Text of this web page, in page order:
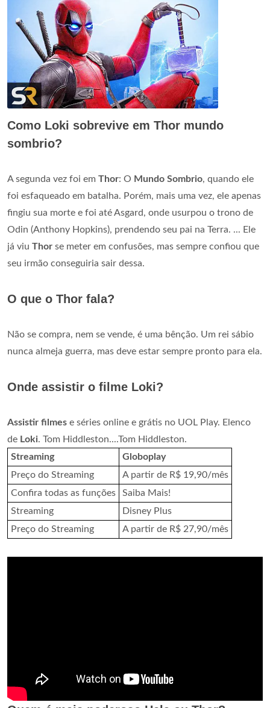
Como Loki sobrevive em Thor mundo
sombrio?
A segunda vez foi em Thor: O Mundo Sombrio, quando ele
foi esfaqueado em batalha. Porém, mais uma vez, ele apenas
fingiu sua morte e foi até Asgard, onde usurpou o trono de
Odin (Anthony Hopkins), prendendo seu pai na Terra. ... Ele
já viu Thor se meter em confusões, mas sempre confiou que
seu irmão conseguiria sair dessa.
O que o Thor fala?
Não se compra, nem se vende, é uma bênção. Um rei sábio
nunca almeja guerra, mas deve estar sempre pronto para ela.
Onde assistir o filme Loki?
Assistir filmes e séries online e grátis no UOL Play. Elenco
de Loki. Tom Hiddleston....Tom Hiddleston.
Streaming
Globoplay
Preço do Streaming
A partir de R$ 19,90/mês
Confira todas as funções
Saiba Mais!
Streaming
Disney Plus
Preço do Streaming
A partir de R$ 27,90/mês